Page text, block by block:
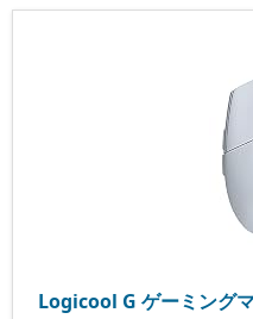
Logicool G ゲーミング